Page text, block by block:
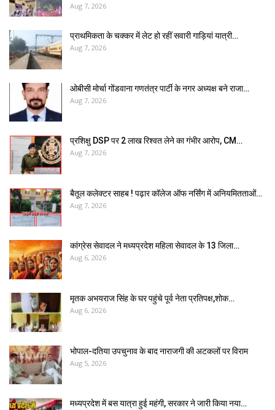
Aug 7, 2026
प्राथमिकता के चक्कर में लेट हो रहीं सवारी गाड़ियां यात्री…
Aug 7, 2026
ओबीसी मोर्चा गोंडवाना गणतंत्र पार्टी के नगर अध्यक्ष बने राजा…
Aug 7, 2026
प्रशिक्षु DSP पर ₹2 लाख रिश्वत लेने का गंभीर आरोप, CM…
Aug 7, 2026
बैतूल कलेक्टर साहब ! पढ़ार कॉलेज ऑफ नर्सिंग में अनियमितताओं…
Aug 7, 2026
कांग्रेस सेवादल ने मध्यप्रदेश महिला सेवादल के 13 जिला…
Aug 6, 2026
मृतक अभयराज सिंह के घर पहुंचे पूर्व नेता प्रतिपक्ष,शोक…
Aug 6, 2026
भोपाल-दतिया उपचुनाव के बाद नाराजगी की अटकलों पर विराम
Aug 5, 2026
मध्यप्रदेश में बस यात्रा हुई महंगी, सरकार ने जारी किया नया…